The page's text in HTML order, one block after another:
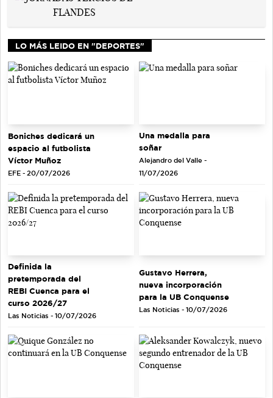
LO MÁS LEIDO EN "DEPORTES"
Boniches dedicará un
espacio al futbolista
Víctor Muñoz
EFE - 20/07/2026
Una medalla para
soñar
Alejandro del Valle -
11/07/2026
Definida la
pretemporada del
REBI Cuenca para el
curso 2026/27
Las Noticias - 10/07/2026
Gustavo Herrera,
nueva incorporación
para la UB Conquense
Las Noticias - 10/07/2026